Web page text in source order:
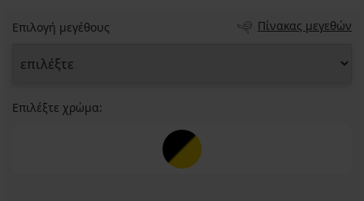
Επιλογή μεγέθους Πίνακας μεγεθών
Επιλέξτε χρώμα: